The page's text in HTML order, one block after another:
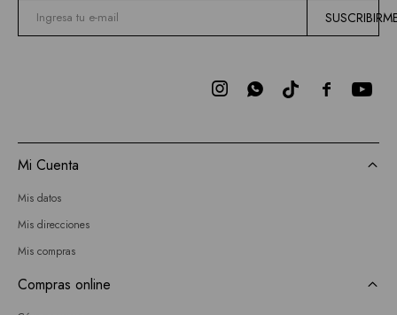

 
Mi Cuenta
Mis datos
Mis direcciones
Mis compras
Compras online